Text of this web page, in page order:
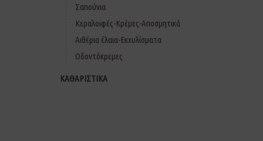
Σαπούνια
Κεραλοιφές-Κρέμες-Αποσμητικά
Αιθέρια έλαια-Εκχυλίσματα
Οδοντόκρεμες
ΚΑΘΑΡΙΣΤΙΚΑ